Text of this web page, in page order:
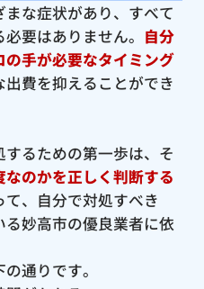
な症状があり、すべて
要はありません。 自分
手が必要なタイミング
出費を抑えることができ
るための第一歩は、そ
のかを正しく判断する
、自分で対処すべき
妙高市の優良業者に依
通りです。